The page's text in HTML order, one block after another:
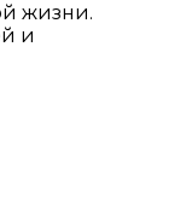
жизни.
и